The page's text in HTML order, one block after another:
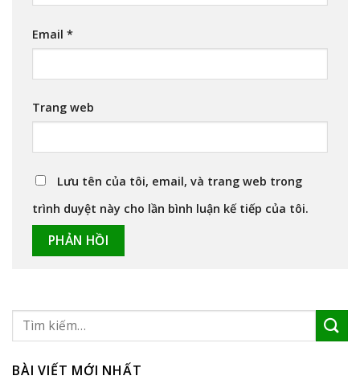
Email *
Trang web
Lưu tên của tôi, email, và trang web trong
trình duyệt này cho lần bình luận kế tiếp của tôi.
BÀI VIẾT MỚI NHẤT